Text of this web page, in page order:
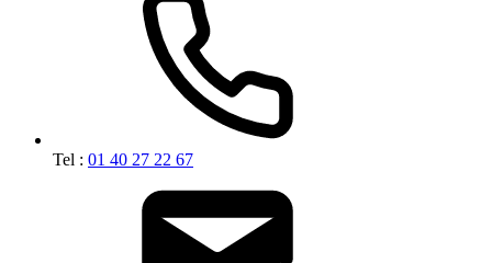
Tel : 01 40 27 22 67